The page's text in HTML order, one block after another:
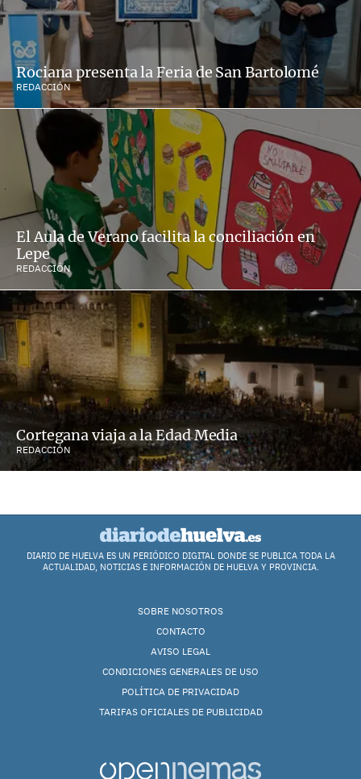
Rociana presenta la Feria de San Bartolomé
REDACCIÓN
El Aula de Verano facilita la conciliación en
Lepe
REDACCIÓN
Cortegana viaja a la Edad Media
REDACCIÓN
DIARIO DE HUELVA ES UN PERIÓDICO DIGITAL DONDE SE PUBLICA TODA LA
ACTUALIDAD, NOTICIAS E INFORMACIÓN DE HUELVA Y PROVINCIA.
SOBRE NOSOTROS
CONTACTO
AVISO LEGAL
CONDICIONES GENERALES DE USO
POLÍTICA DE PRIVACIDAD
TARIFAS OFICIALES DE PUBLICIDAD